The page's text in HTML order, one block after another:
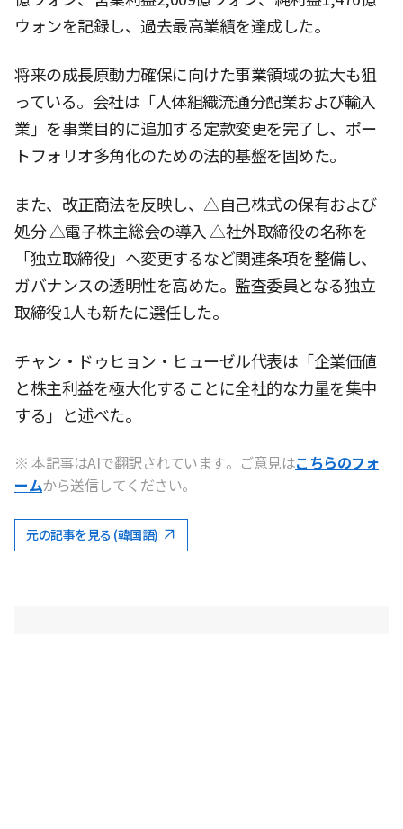
ウォンを記録し、過去最高業績を達成した。
将来の成長原動力確保に向けた事業領域の拡大も狙
っている。会社は「人体組織流通分配業および輸入
業」を事業目的に追加する定款変更を完了し、ポー
トフォリオ多角化のための法的基盤を固めた。
また、改正商法を反映し、△自己株式の保有および
処分 △電子株主総会の導入 △社外取締役の名称を
「独立取締役」へ変更するなど関連条項を整備し、
ガバナンスの透明性を高めた。監査委員となる独立
取締役1人も新たに選任した。
チャン・ドゥヒョン・ヒューゼル代表は「企業価値
と株主利益を極大化することに全社的な力量を集中
する」と述べた。
※ 本記事はAIで翻訳されています。ご意見はこちらのフォ
ームから送信してください。
元の記事を見る (韓国語)